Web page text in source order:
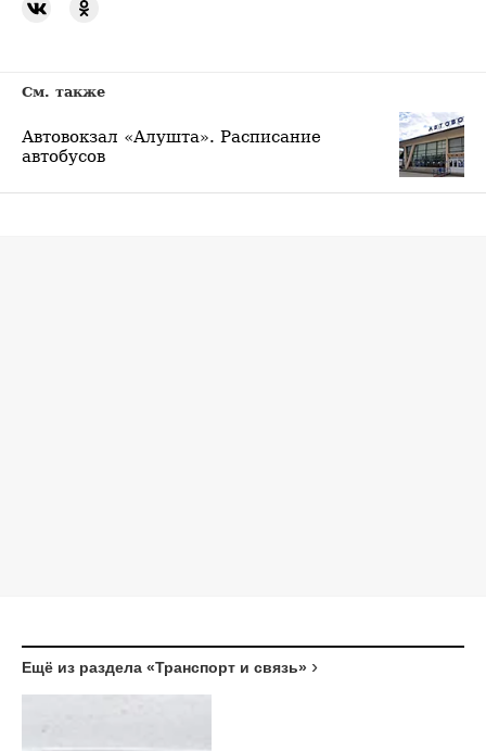
См. также
Автовокзал «Алушта». Расписание
автобусов
Ещё из раздела «Транспорт и связь»